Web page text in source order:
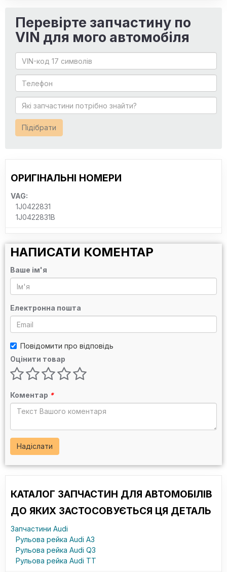
Перевірте запчастину по
VIN для мого автомобіля
Підібрати
ОРИГІНАЛЬНІ НОМЕРИ
VAG:
1J0422831
1J0422831B
НАПИСАТИ КОМЕНТАР
Ваше ім'я
Електронна пошта
Повідомити про відповідь
Оцінити товар
Коментар *
Надіслати
КАТАЛОГ ЗАПЧАСТИН ДЛЯ АВТОМОБІЛІВ
ДО ЯКИХ ЗАСТОСОВУЄТЬСЯ ЦЯ ДЕТАЛЬ
Запчастини Audi
Рульова рейка Audi A3
Рульова рейка Audi Q3
Рульова рейка Audi TT